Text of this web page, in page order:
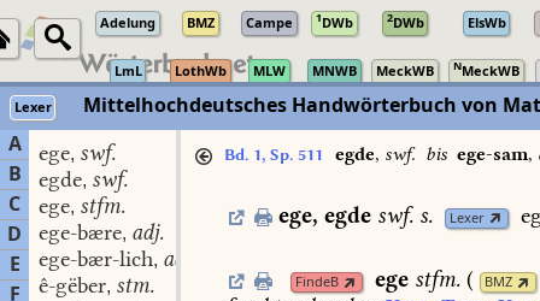
Adelung BMZ Campe 1DWb 2DWb ElsWb
LmL LothWb MLW MNWB MeckWB NMeckWB
Lexer
Mittelhochdeutsches Handwörterbuch von
A
B
C
D
E
F
ege, swf.
egde, swf.
ege, stfm.
ege-bære, adj.
ege-bær-lich, adj.
ê-gëber, stm.
Bd. 1, Sp. 511 egde, swf. bis ege-sam,
ege, egde swf. s. Lexer
FindeB ege stfm. ( BMZ